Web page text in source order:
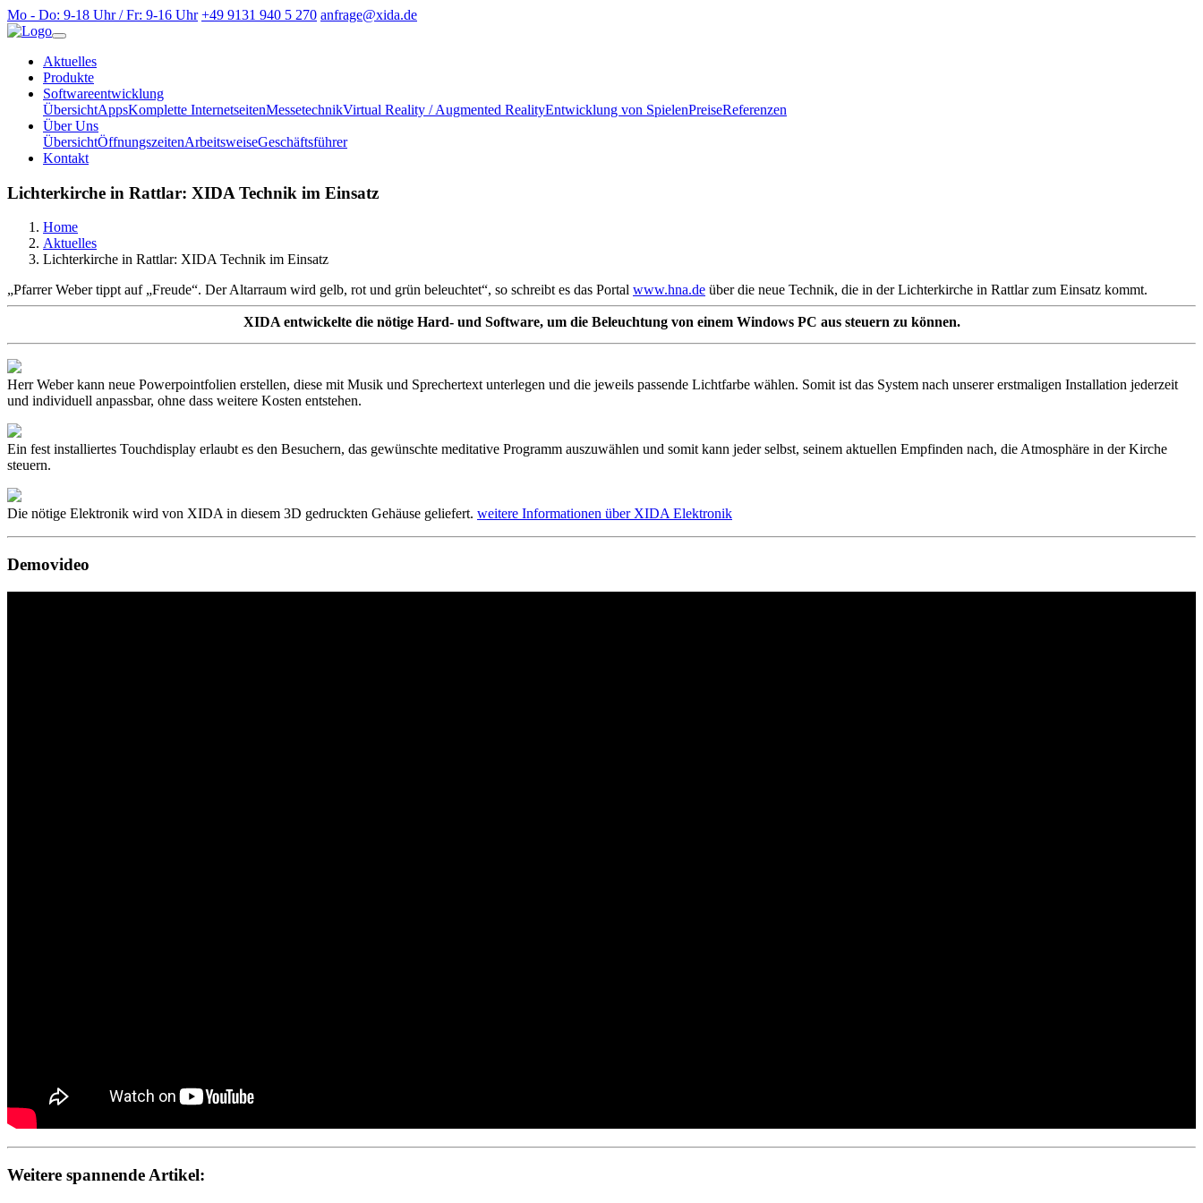
Mo - Do: 9-18 Uhr / Fr: 9-16 Uhr +49 9131 940 5 270 anfrage@xida.de
Aktuelles
Produkte
Softwareentwicklung
ÜbersichtAppsKomplette InternetseitenMessetechnikVirtual Reality / Augmented RealityEntwicklung von SpielenPreiseReferenzen
Über Uns
ÜbersichtÖffnungszeitenArbeitsweiseGeschäftsführer
Kontakt
Lichterkirche in Rattlar: XIDA Technik im Einsatz
Home
Aktuelles
Lichterkirche in Rattlar: XIDA Technik im Einsatz
„Pfarrer Weber tippt auf „Freude“. Der Altarraum wird gelb, rot und grün beleuchtet“, so schreibt es das Portal www.hna.de über die neue Technik, die in der Lichterkirche in Rattlar zum Einsatz kommt.
XIDA entwickelte die nötige Hard- und Software, um die Beleuchtung von einem Windows PC aus steuern zu können.
Herr Weber kann neue Powerpointfolien erstellen, diese mit Musik und Sprechertext unterlegen und die jeweils passende Lichtfarbe wählen. Somit ist das System nach unserer erstmaligen Installation jederzeit
und individuell anpassbar, ohne dass weitere Kosten entstehen.
Ein fest installiertes Touchdisplay erlaubt es den Besuchern, das gewünschte meditative Programm auszuwählen und somit kann jeder selbst, seinem aktuellen Empfinden nach, die Atmosphäre in der Kirche
steuern.
Die nötige Elektronik wird von XIDA in diesem 3D gedruckten Gehäuse geliefert. weitere Informationen über XIDA Elektronik
Demovideo
Weitere spannende Artikel: